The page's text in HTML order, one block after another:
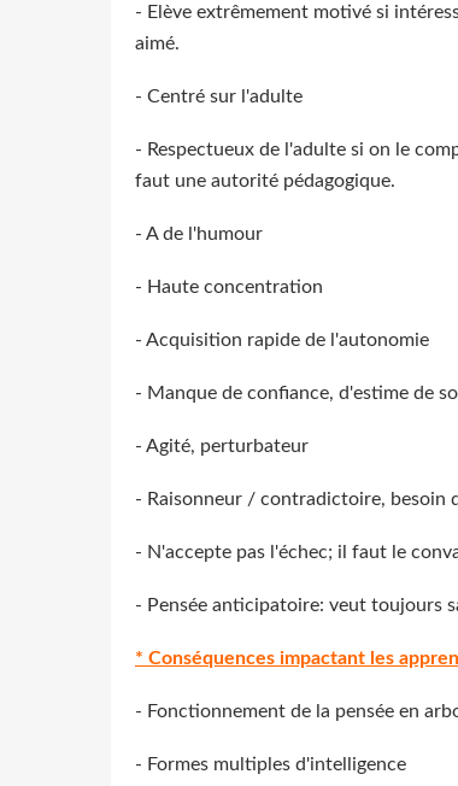
- Elève extrêmement motivé si
aimé.
- Centré sur l'adulte
- Respectueux de l'adulte si on le
faut une autorité pédagogique.
- A de l'humour
- Haute concentration
- Acquisition rapide de l'autonomie
- Manque de confiance, d'estime de
- Agité, perturbateur
- Raisonneur / contradictoire, besoin
- N'accepte pas l'échec; il faut le
- Pensée anticipatoire: veut toujours
* Conséquences impactant les
- Fonctionnement de la pensée en
- Formes multiples d'intelligence